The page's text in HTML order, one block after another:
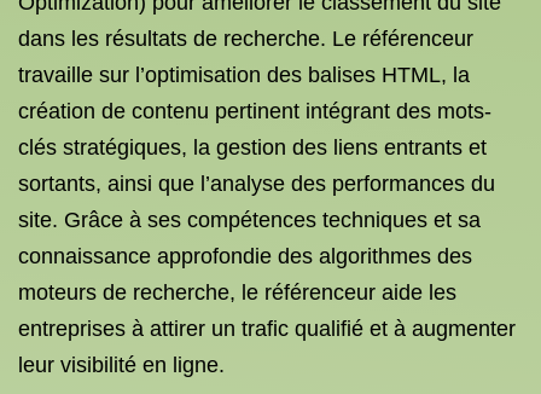
dans les résultats de recherche. Le référenceur
travaille sur l’optimisation des balises HTML, la
création de contenu pertinent intégrant des mots-
clés stratégiques, la gestion des liens entrants et
sortants, ainsi que l’analyse des performances du
site. Grâce à ses compétences techniques et sa
connaissance approfondie des algorithmes des
moteurs de recherche, le référenceur aide les
entreprises à attirer un trafic qualifié et à augmenter
leur visibilité en ligne.